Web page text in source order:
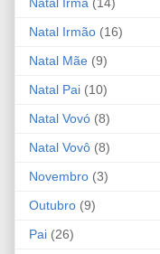
Natal Irmão (16)
Natal Mãe (9)
Natal Pai (10)
Natal Vovó (8)
Natal Vovô (8)
Novembro (3)
Outubro (9)
Pai (26)